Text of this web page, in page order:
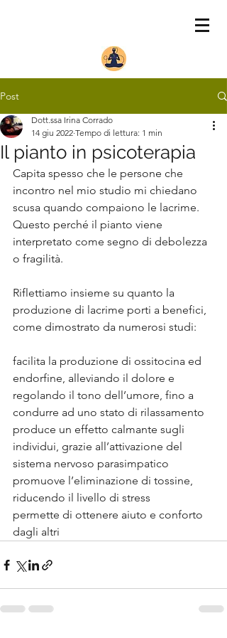
Post
Il pianto in psicoterapia
Dott.ssa Irina Corrado
14 giu 2022 Tempo di lettura: 1 min
Capita spesso che le persone che
incontro nel mio studio mi chiedano
scusa quando compaiono le lacrime.
Questo perché il pianto viene
interpretato come segno di debolezza
o fragilità.
Riflettiamo insieme su quanto la
produzione di lacrime porti a benefici,
come dimostrato da numerosi studi:
facilita la produzione di ossitocina ed
endorfine, alleviando il dolore e
regolando il tono dell’umore, fino a
condurre ad uno stato di rilassamento
produce un effetto calmante sugli
individui, grazie all’attivazione del
sistema nervoso parasimpatico
promuove l’eliminazione di tossine,
riducendo il livello di stress
permette di ottenere aiuto e conforto
dagli altri